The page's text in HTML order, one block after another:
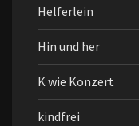
Helferlein
Hin und her
K wie Konzert
kindfrei